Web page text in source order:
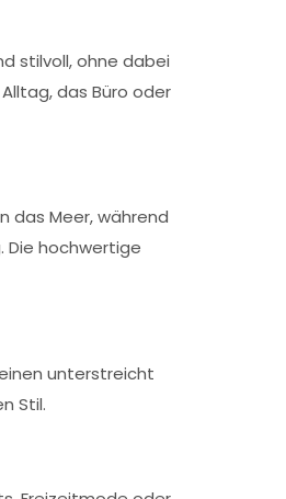
stilvoll, ohne dabei
das Büro oder
das Meer, während
Die hochwertige
unterstreicht
Stil.